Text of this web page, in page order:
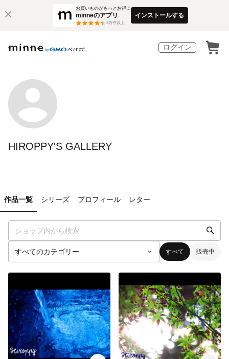
お買いものがもっとお得に
minneのアプリ
3万件以上
インストールする
ログイン
HIROPPY'S GALLERY
作品一覧 シリーズ プロフィール レター
すべて 販売中